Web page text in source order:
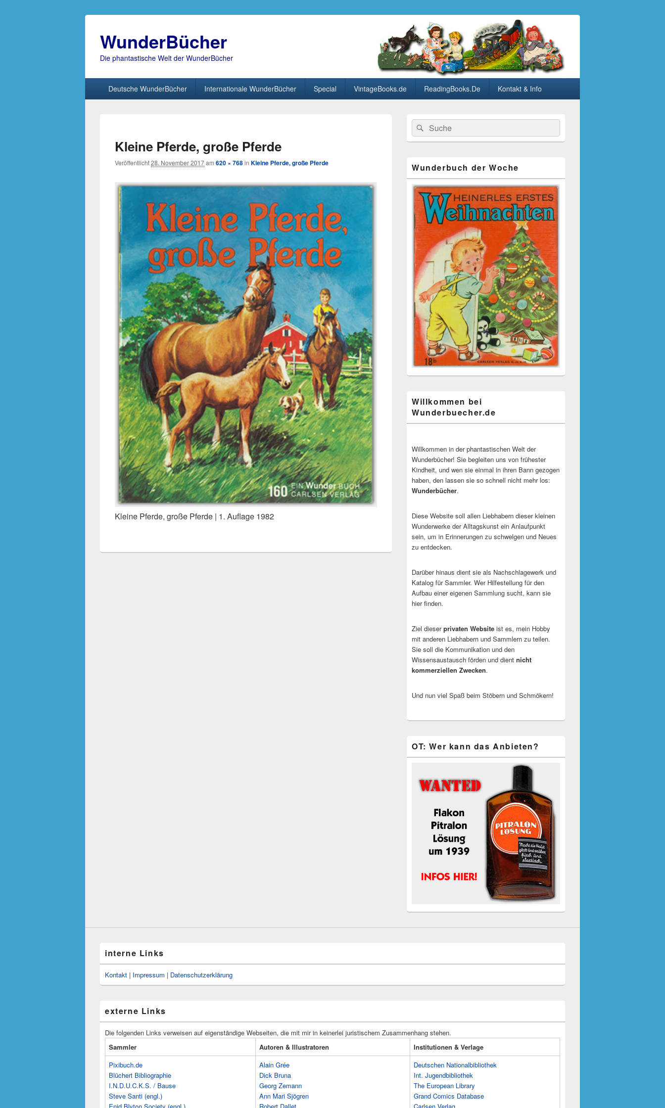
WunderBücher
Die phantastische Welt der WunderBücher
Deutsche WunderBücher Internationale WunderBücher Special VintageBooks.de ReadingBooks.De Kontakt & Info
Navigation
Kleine Pferde, große Pferde
Veröffentlicht28. November 2017am 620 × 768in Kleine Pferde, große Pferde
Kleine Pferde, große Pferde | 1. Auflage 1982
Primärer
Seitenleisten
Widget-
Bereich
Search
for:
Suche
Wunderbuch der Woche
Willkommen bei
Wunderbuecher.de
Willkommen in der phantastischen Welt der
Wunderbücher! Sie begleiten uns von frühester
Kindheit, und wen sie einmal in ihren Bann gezogen
haben, den lassen sie so schnell nicht mehr los:
Wunderbücher.
Diese Website soll allen Liebhabern dieser kleinen
Wunderwerke der Alltagskunst ein Anlaufpunkt
sein, um in Erinnerungen zu schwelgen und Neues
zu entdecken.
Darüber hinaus dient sie als Nachschlagewerk und
Katalog für Sammler. Wer Hilfestellung für den
Aufbau einer eigenen Sammlung sucht, kann sie
hier finden.
Ziel dieserprivaten Website ist es, mein Hobby
mit anderen Liebhabern und Sammlern zu teilen.
Sie soll die Kommunikation und den
Wissensaustausch förden und dient nicht
kommerziellen Zwecken.
Und nun viel Spaß beim Stöbern und Schmökern!
OT: Wer kann das Anbieten?
interne Links
Kontakt | Impressum | Datenschutzerklärung
externe Links
Die folgenden Links verweisen auf eigenständige Webseiten, die mit mir in keinerlei juristischem Zusammenhang stehen.
Sammler
Autoren & Illustratoren
Institutionen & Verlage
Pixibuch.de
Blüchert Bibliographie
I.N.D.U.C.K.S. / Bause
Steve Santi (engl.)
Alain Grée
Dick Bruna
Georg Zemann
Ann Mari Sjögren
Deutschen Nationalbibliothek
Int. Jugendbibliothek
The European Library
Grand Comics Database